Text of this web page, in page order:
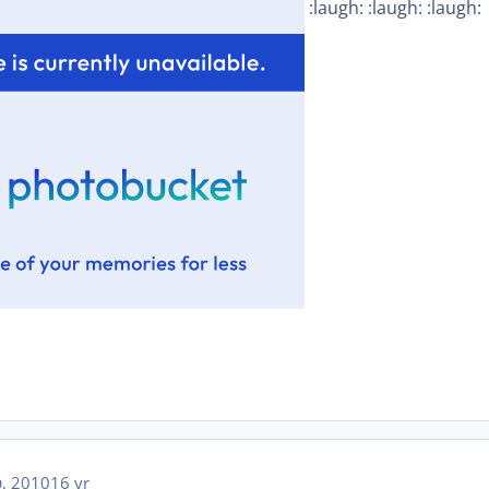
:laugh: :laugh: :laugh:
201016 yr